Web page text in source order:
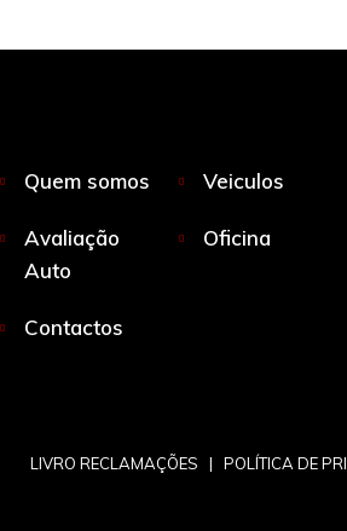
Quem somos Veiculos
Avaliação
Auto
Oficina
Contactos
LIVRO RECLAMAÇÕES | POLÍTICA DE